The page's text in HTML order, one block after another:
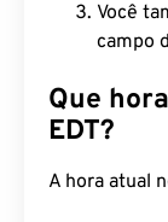
Você
campo
Que
EDT?
A hora atual